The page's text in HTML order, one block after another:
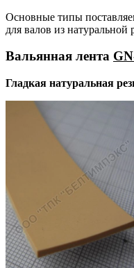
Основные типы
для валов из натуральной
Вальянная лента
Гладкая натуральная